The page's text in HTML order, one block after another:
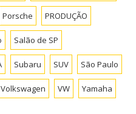
Porsche PRODUÇÃO
Salão de SP
Subaru SUV São Paulo
Volkswagen VW Yamaha